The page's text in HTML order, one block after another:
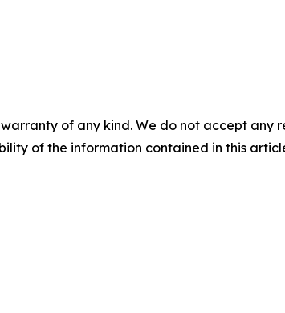
of any kind. We do not accept
of the information contained in this